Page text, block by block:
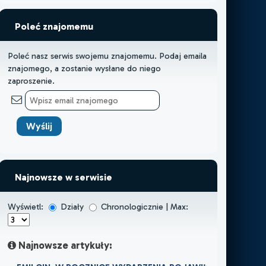
Poleć znajomemu
Poleć nasz serwis swojemu znajomemu. Podaj emaila
znajomego, a zostanie wysłane do niego
zaproszenie.
Najnowsze w serwisie
Wyświetl: Działy Chronologicznie | Max:
Najnowsze artykuły: